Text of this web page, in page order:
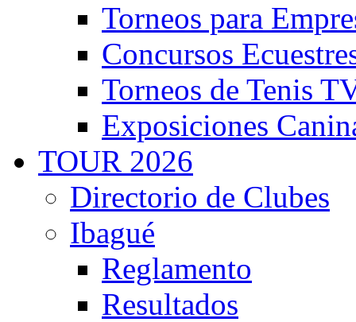
Torneos para
Concursos
Torneos de Tenis
Exposiciones
TOUR 2026
Directorio de Clubes
Ibagué
Reglamento
Resultados